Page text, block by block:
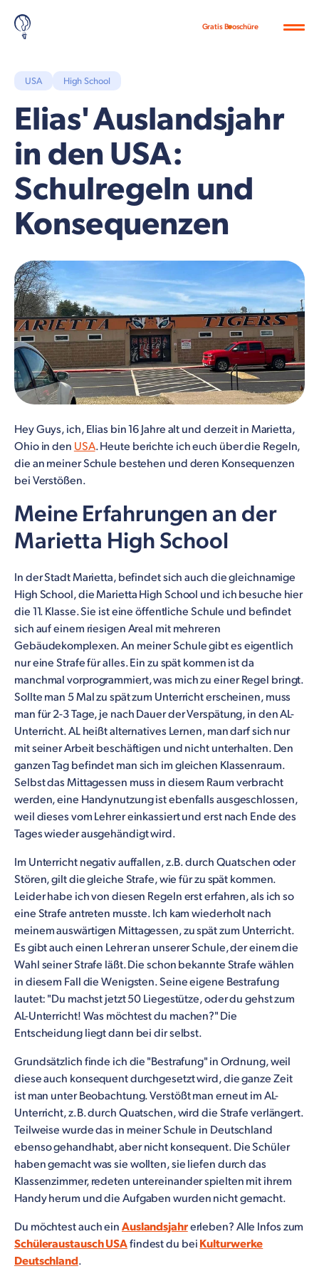
Gratis Broschüre
USA High School
Elias' Auslandsjahr
in den USA:
Schulregeln und
Konsequenzen
Hey Guys, ich, Elias bin 16 Jahre alt und derzeit in Marietta,
Ohio in den USA. Heute berichte ich euch über die Regeln,
die an meiner Schule bestehen und deren Konsequenzen
bei Verstößen.
Meine Erfahrungen an der
Marietta High School
In der Stadt Marietta, befindet sich auch die gleichnamige
High School, die Marietta High School und ich besuche hier
die 11. Klasse. Sie ist eine öffentliche Schule und befindet
sich auf einem riesigen Areal mit mehreren
Gebäudekomplexen. An meiner Schule gibt es eigentlich
nur eine Strafe für alles. Ein zu spät kommen ist da
manchmal vorprogrammiert, was mich zu einer Regel bringt.
Sollte man 5 Mal zu spät zum Unterricht erscheinen, muss
man für 2-3 Tage, je nach Dauer der Verspätung, in den AL-
Unterricht. AL heißt alternatives Lernen, man darf sich nur
mit seiner Arbeit beschäftigen und nicht unterhalten. Den
ganzen Tag befindet man sich im gleichen Klassenraum.
Selbst das Mittagessen muss in diesem Raum verbracht
werden, eine Handynutzung ist ebenfalls ausgeschlossen,
weil dieses vom Lehrer einkassiert und erst nach Ende des
Tages wieder ausgehändigt wird.
Im Unterricht negativ auffallen, z.B. durch Quatschen oder
Stören, gilt die gleiche Strafe, wie für zu spät kommen.
Leider habe ich von diesen Regeln erst erfahren, als ich so
eine Strafe antreten musste. Ich kam wiederholt nach
meinem auswärtigen Mittagessen, zu spät zum Unterricht.
Es gibt auch einen Lehrer an unserer Schule, der einem die
Wahl seiner Strafe läßt. Die schon bekannte Strafe wählen
in diesem Fall die Wenigsten. Seine eigene Bestrafung
lautet: "Du machst jetzt 50 Liegestütze, oder du gehst zum
AL-Unterricht! Was möchtest du machen?" Die
Entscheidung liegt dann bei dir selbst.
Grundsätzlich finde ich die "Bestrafung" in Ordnung, weil
diese auch konsequent durchgesetzt wird, die ganze Zeit
ist man unter Beobachtung. Verstößt man erneut im AL-
Unterricht, z.B. durch Quatschen, wird die Strafe verlängert.
Teilweise wurde das in meiner Schule in Deutschland
ebenso gehandhabt, aber nicht konsequent. Die Schüler
haben gemacht was sie wollten, sie liefen durch das
Klassenzimmer, redeten untereinander spielten mit ihrem
Handy herum und die Aufgaben wurden nicht gemacht.
Du möchtest auch ein Auslandsjahrerleben? Alle Infos zum
Schüleraustausch USAfindest du bei Kulturwerke
Deutschland.